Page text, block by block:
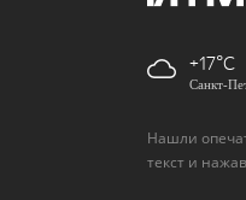
+17
Санкт-
Нашли
текст и нажав